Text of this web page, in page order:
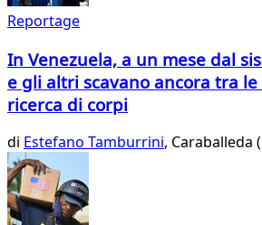
Reportage
In Venezuela, a un mese dal
e gli altri scavano ancora tra
ricerca di corpi
di Estefano Tamburrini, Caraballeda